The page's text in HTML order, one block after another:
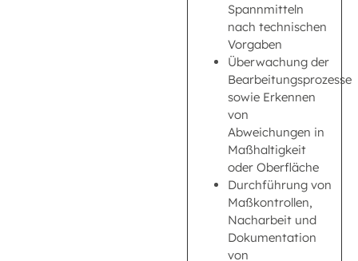
Spannmitteln
nach technischen
Vorgaben
Überwachung der
Bearbeitungsprozesse
sowie Erkennen
von
Abweichungen in
Maßhaltigkeit
oder Oberfläche
Durchführung von
Maßkontrollen,
Nacharbeit und
Dokumentation
von